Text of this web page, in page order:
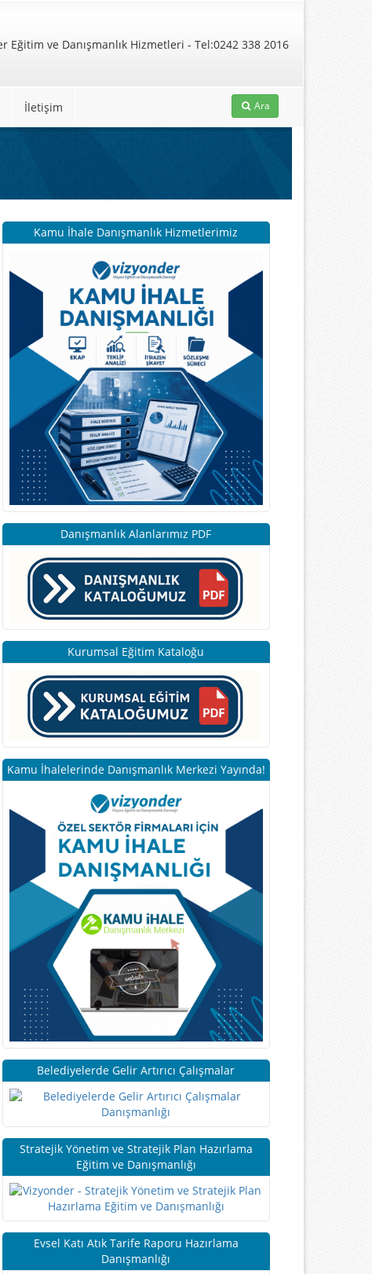
İletişim Ara
Kamu İhale Danışmanlık Hizmetlerimiz
Danışmanlık Alanlarımız PDF
Kurumsal Eğitim Kataloğu
Kamu İhalelerinde Danışmanlık Merkezi Yayında!
Belediyelerde Gelir Artırıcı Çalışmalar
Stratejik Yönetim ve Stratejik Plan Hazırlama
Eğitim ve Danışmanlığı
Evsel Katı Atık Tarife Raporu Hazırlama
Danışmanlığı